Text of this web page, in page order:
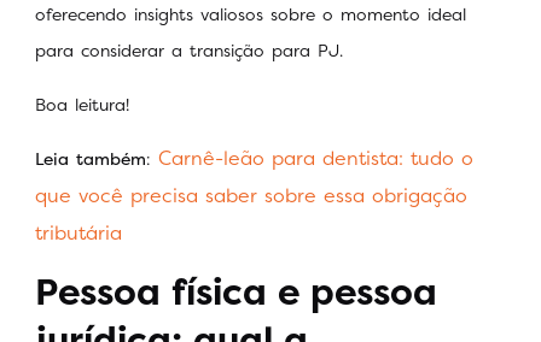
oferecendo insights valiosos sobre o momento ideal
para considerar a transição para PJ.
Boa leitura!
Leia também: Carnê-leão para dentista: tudo o
que você precisa saber sobre essa obrigação
tributária
Pessoa física e pessoa